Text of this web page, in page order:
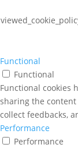
Functional
Functional
Functional cookies
sharing the
collect feedbacks,
Performance
Performance